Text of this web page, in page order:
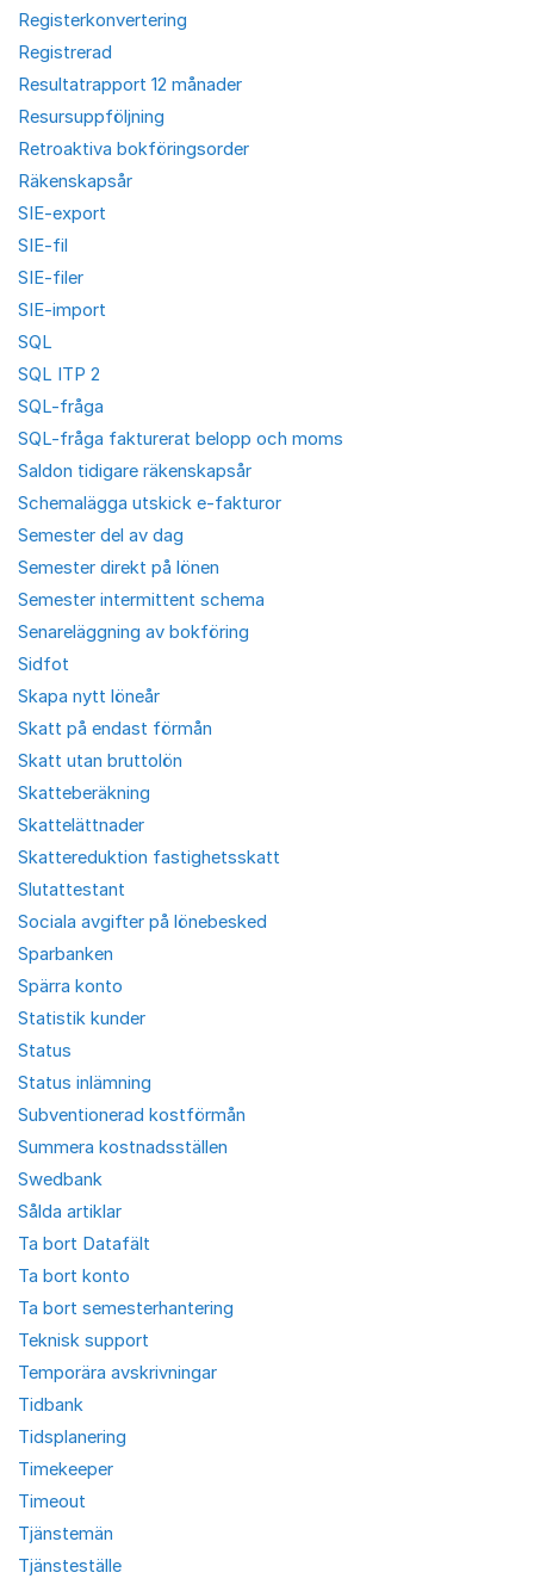
Registerkonvertering
Registrerad
Resultatrapport 12 månader
Resursuppföljning
Retroaktiva bokföringsorder
Räkenskapsår
SIE-export
SIE-fil
SIE-filer
SIE-import
SQL
SQL ITP 2
SQL-fråga
SQL-fråga fakturerat belopp och moms
Saldon tidigare räkenskapsår
Schemalägga utskick e-fakturor
Semester del av dag
Semester direkt på lönen
Semester intermittent schema
Senareläggning av bokföring
Sidfot
Skapa nytt löneår
Skatt på endast förmån
Skatt utan bruttolön
Skatteberäkning
Skattelättnader
Skattereduktion fastighetsskatt
Slutattestant
Sociala avgifter på lönebesked
Sparbanken
Spärra konto
Statistik kunder
Status
Status inlämning
Subventionerad kostförmån
Summera kostnadsställen
Swedbank
Sålda artiklar
Ta bort Datafält
Ta bort konto
Ta bort semesterhantering
Teknisk support
Temporära avskrivningar
Tidbank
Tidsplanering
Timekeeper
Timeout
Tjänstemän
Tjänsteställe